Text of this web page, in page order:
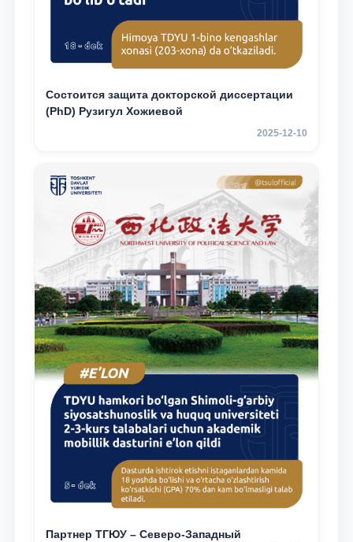
Состоится защита докторской диссертации
(PhD) Рузигул Xoжиевой
2025-12-10
Партнер ТГЮУ – Северо-Западный